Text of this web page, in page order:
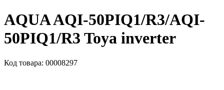
AQUA AQI-50PIQ1/R3/AQI-
50PIQ1/R3 Toya inverter
Код товара: 00008297